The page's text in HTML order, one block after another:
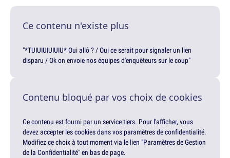
Ce contenu n'existe plus
"*TUIUIUIUIUIU* Oui allô ? / Oui ce serait pour signaler un lien
disparu / Ok on envoie nos équipes d'enquêteurs sur le coup"
Contenu bloqué par vos choix de cookies
Ce contenu est fourni par un service tiers. Pour l'afficher, vous
devez accepter les cookies dans vos paramètres de confidentialité.
Modifiez ce choix à tout moment via le lien "Paramètres de Gestion
de la Confidentialité" en bas de page.